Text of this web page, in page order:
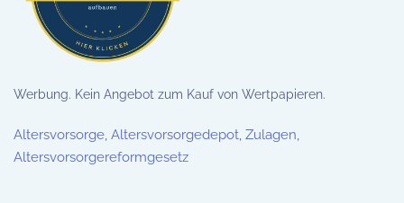
Werbung. Kein Angebot zum Kauf von Wertpapieren.
Altersvorsorge, Altersvorsorgedepot, Zulagen,
Altersvorsorgereformgesetz